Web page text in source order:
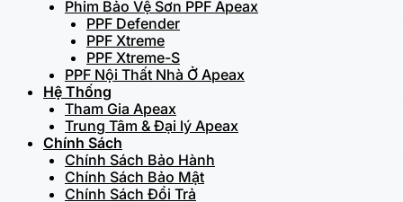
Phim Bảo Vệ Sơn PPF Apeax
PPF Defender
PPF Xtreme
PPF Xtreme-S
PPF Nội Thất Nhà Ở Apeax
Hệ Thống
Tham Gia Apeax
Trung Tâm & Đại lý Apeax
Chính Sách
Chính Sách Bảo Hành
Chính Sách Bảo Mật
Chính Sách Đổi Trả